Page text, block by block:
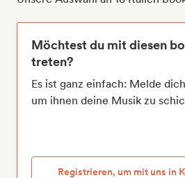
Möchtest du mit diesen
treten?
Es ist ganz einfach: Melde
um ihnen deine Musik zu
Registrieren, um mit uns in